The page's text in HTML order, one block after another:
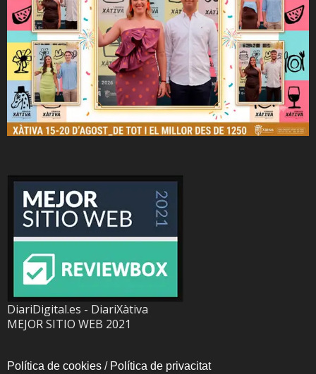
DiariDigital.es - DiariXàtiva
MEJOR SITIO WEB 2021
Política de cookies / Política de privacitat